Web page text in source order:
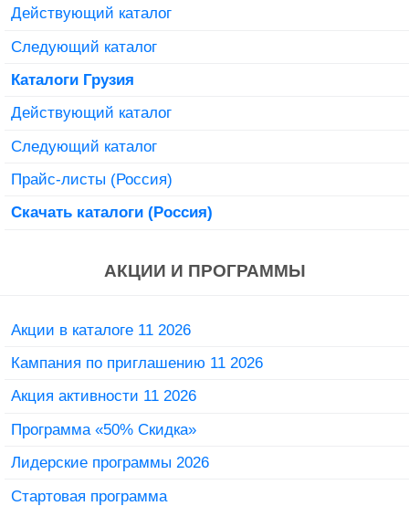
Действующий каталог
Следующий каталог
Каталоги Грузия
Действующий каталог
Следующий каталог
Прайс-листы (Россия)
Скачать каталоги (Россия)
АКЦИИ И ПРОГРАММЫ
Акции в каталоге 11 2026
Кампания по приглашению 11 2026
Акция активности 11 2026
Программа «50% Скидка»
Лидерские программы 2026
Стартовая программа